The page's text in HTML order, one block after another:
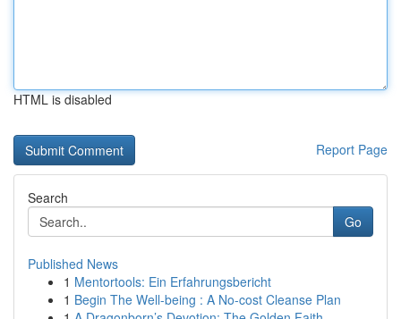
HTML is disabled
Report Page
Search
Go
Published News
1 Mentortools: Ein Erfahrungsbericht
1 Begin The Well-being : A No-cost Cleanse Plan